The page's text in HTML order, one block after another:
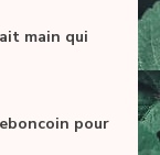
main qui
pour